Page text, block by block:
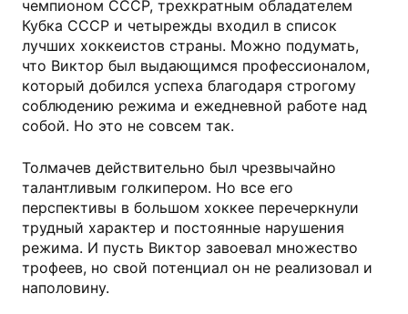
чемпионом СССР, трехкратным обладателем
Кубка СССР и четырежды входил в список
лучших хоккеистов страны. Можно подумать,
что Виктор был выдающимся профессионалом,
который добился успеха благодаря строгому
соблюдению режима и ежедневной работе над
собой. Но это не совсем так.
Толмачев действительно был чрезвычайно
талантливым голкипером. Но все его
перспективы в большом хоккее перечеркнули
трудный характер и постоянные нарушения
режима. И пусть Виктор завоевал множество
трофеев, но свой потенциал он не реализовал и
наполовину.